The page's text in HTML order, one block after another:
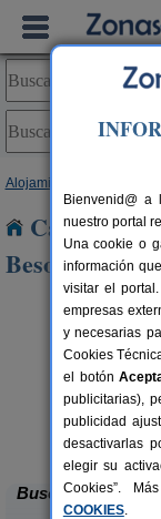
Alojamientos
Casas
Besora
Sant
Buscar
Bienvenid@ a
nuestro portal
Una cookie o
información
visitar el
empresas
y necesarias
Cookies
el botón
publicitarias),
publicidad
desactivarlas
elegir su
Cookies”.
COOKIES.